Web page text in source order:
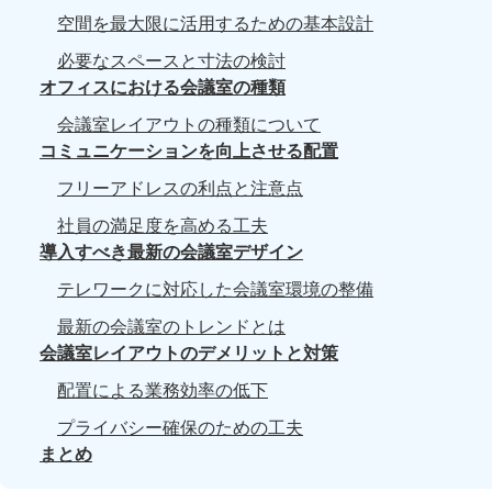
空間を最大限に活用するための基本設計
必要なスペースと寸法の検討
オフィスにおける会議室の種類
会議室レイアウトの種類について
コミュニケーションを向上させる配置
フリーアドレスの利点と注意点
社員の満足度を高める工夫
導入すべき最新の会議室デザイン
テレワークに対応した会議室環境の整備
最新の会議室のトレンドとは
会議室レイアウトのデメリットと対策
配置による業務効率の低下
プライバシー確保のための工夫
まとめ